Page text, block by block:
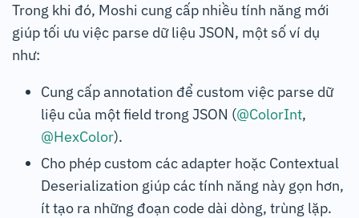
Trong khi đó, Moshi cung cấp nhiều tính năng mới
giúp tối ưu việc parse dữ liệu JSON, một số ví dụ
như:
Cung cấp annotation để custom việc parse dữ
liệu của một field trong JSON (@ColorInt,
@HexColor).
Cho phép custom các adapter hoặc Contextual
Deserialization giúp các tính năng này gọn hơn,
ít tạo ra những đoạn code dài dòng, trùng lặp.